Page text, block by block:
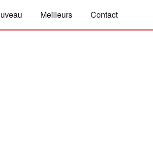
Meilleurs Contact